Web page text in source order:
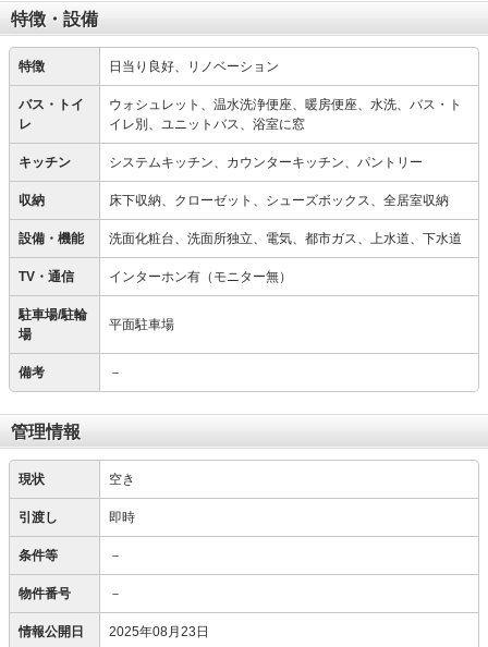
特徴・設備
特徴 日当り良好、リノベーション
バス・トイ
レ
ウォシュレット、温水洗浄便座、暖房便座、水洗、バス・ト
イレ別、ユニットバス、浴室に窓
キッチン システムキッチン、カウンターキッチン、パントリー
収納 床下収納、クローゼット、シューズボックス、全居室収納
設備・機能 洗面化粧台、洗面所独立、電気、都市ガス、上水道、下水道
TV・通信 インターホン有（モニター無）
駐車場/駐輪
場
平面駐車場
備考 －
管理情報
現状 空き
引渡し 即時
条件等 －
物件番号 －
情報公開日 2025年08月23日